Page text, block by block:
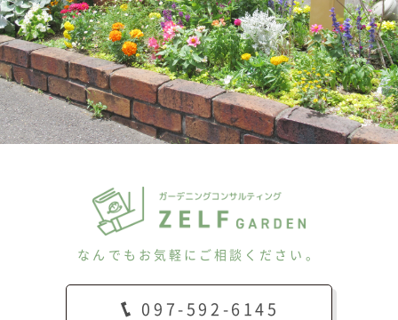
なんでもお気軽にご相談ください。
097-592-6145